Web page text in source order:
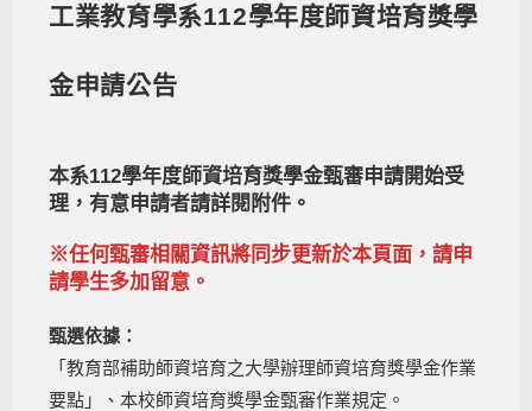
工業教育學系112學年度師資培育獎學
金申請公告
本系112學年度師資培育獎學金甄審申請開始受
理，有意申請者請詳閱附件。
※任何甄審相關資訊將同步更新於本頁面，請申
請學生多加留意。
甄選依據：
「教育部補助師資培育之大學辦理師資培育獎學金作業
要點」、本校師資培育獎學金甄審作業規定。